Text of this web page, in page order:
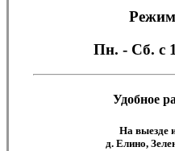
Пн. - Сб. с
Удобное
На выезде
д. Елино,